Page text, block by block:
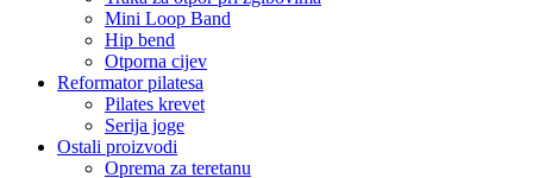
Mini Loop Band
Hip bend
Otporna cijev
Reformator pilatesa
Pilates krevet
Serija joge
Ostali proizvodi
Oprema za teretanu